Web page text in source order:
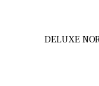
DELUXE